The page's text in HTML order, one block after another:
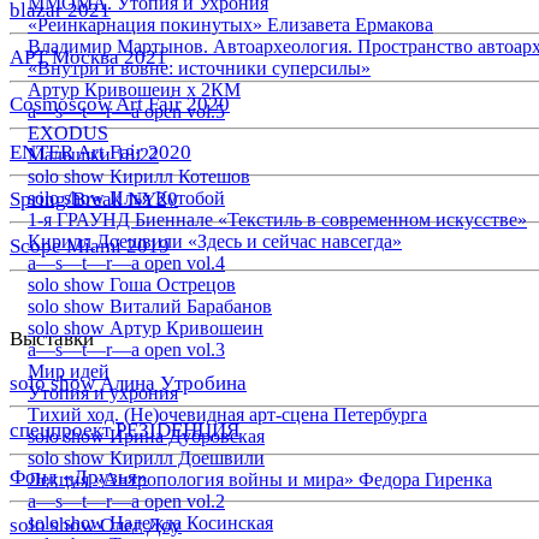
blazar 2021
АРТ Москва 2021
Cosmoscow Art Fair 2020
ENTER Art Fair 2020
Spring/Break NY20
Scope Miami 2019
Выставки
solo show Алина Утробина
спецпроект РЕЗIDЕНЦИЯ
Фонд «Друзья»
solo show Олег Доу
«Реинкарнация покинутых» Елизавета Ермакова
Владимир Мартынов. Автоархеология. Пространство
«Внутри и вовне: источники суперсилы»
Артур Кривошеин х 2КМ
a—s—t—r—a open vol.5
EXODUS
Малышки 18:22
solo show Кирилл Котешов
solo show Илья Кутобой
1-я ГРАУНД Биеннале «Текстиль в современном искусстве»
Кирилл Доешвили «Здесь и сейчас навсегда»
a—s—t—r—a open vol.4
solo show Гоша Острецов
solo show Виталий Барабанов
solo show Артур Кривошеин
a—s—t—r—a open vol.3
Мир идей
Утопия и ухрония
Тихий ход. (Не)очевидная арт-сцена Петербурга
solo show Ирина Дубровская
solo show Кирилл Доешвили
Лекция «Антропология войны и мира» Федора Гиренка
a—s—t—r—a open vol.2
solo show Надежда Косинская